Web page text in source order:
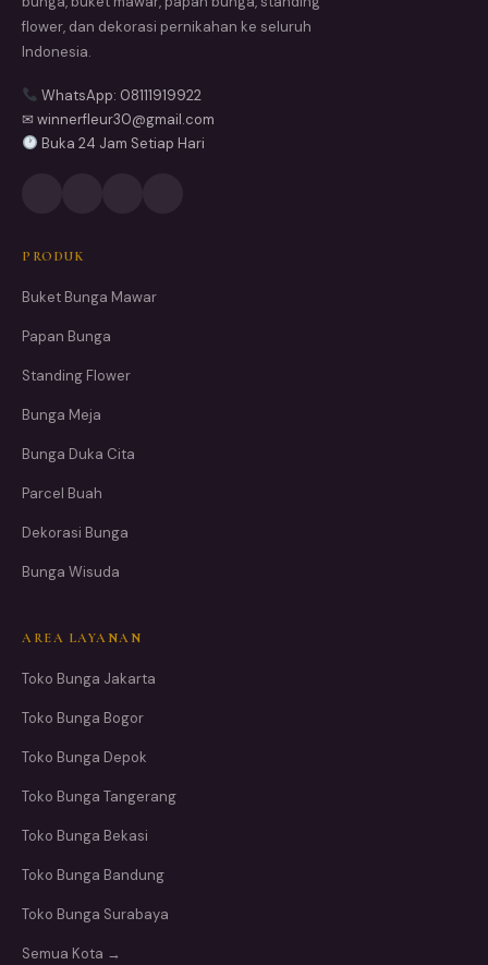
flower, dan dekorasi pernikahan ke seluruh
Indonesia.
WhatsApp: 08111919922
✉ winnerfleur30@gmail.com
Buka 24 Jam Setiap Hari
PRODUK
Buket Bunga Mawar
Papan Bunga
Standing Flower
Bunga Meja
Bunga Duka Cita
Parcel Buah
Dekorasi Bunga
Bunga Wisuda
AREA LAYANAN
Toko Bunga Jakarta
Toko Bunga Bogor
Toko Bunga Depok
Toko Bunga Tangerang
Toko Bunga Bekasi
Toko Bunga Bandung
Toko Bunga Surabaya
Semua Kota →